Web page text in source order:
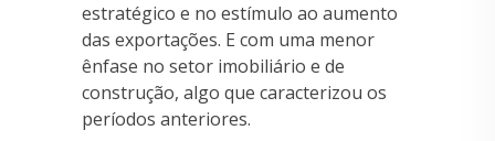
estratégico e no estímulo ao aumento
das exportações. E com uma menor
ênfase no setor imobiliário e de
construção, algo que caracterizou os
períodos anteriores.